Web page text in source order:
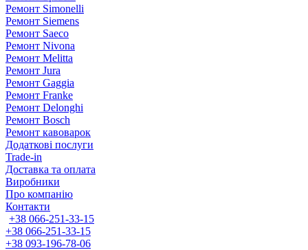
Ремонт Simonelli
Ремонт Siemens
Ремонт Saeco
Ремонт Nivona
Ремонт Melitta
Ремонт Jura
Ремонт Gaggia
Ремонт Franke
Ремонт Delonghi
Ремонт Bosch
Ремонт кавоварок
Додаткові послуги
Trade-in
Доставка та оплата
Виробники
Про компанію
Контакти
+38 066-251-33-15
+38 066-251-33-15
+38 093-196-78-06